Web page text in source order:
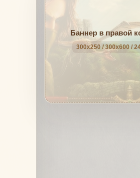
Баннер в правой
300x250 / 300x600 /